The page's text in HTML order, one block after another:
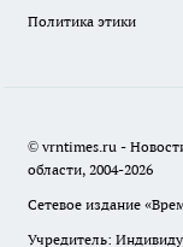
Политика этики
© vrntimes.ru -
области, 2004-2026
Сетевое издание
Учредитель: